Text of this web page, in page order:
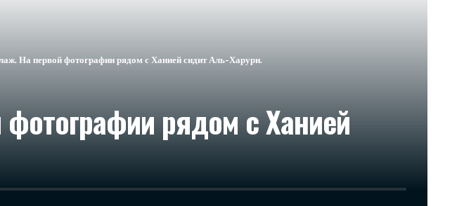
На первой фотографии рядом с Ханией сидит Аль-Харури.
рядом с Ханией